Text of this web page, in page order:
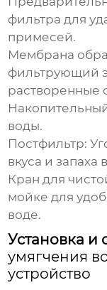
фильтра для
примесей.
Мембрана
фильтрующий
растворенные
воды.
Постфильтр:
вкуса и запаха
Кран для
мойке для
воде.
Установка и
умягчения
устройство